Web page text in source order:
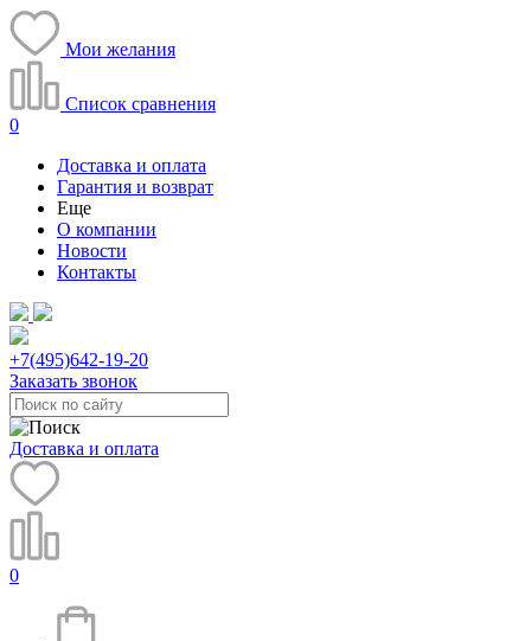
Мои желания
Список сравнения
0
Доставка и оплата
Гарантия и возврат
Еще
О компании
Новости
Контакты
+7(495)642-19-20
Заказать звонок
Доставка и оплата
0